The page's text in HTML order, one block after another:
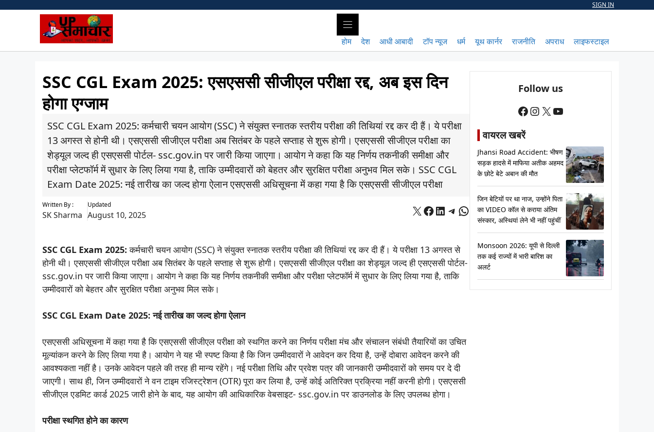
SIGN IN
होम देश आधी आबादी टॉप न्यूज धर्म यूथ कार्नर राजनीति अपराध लाइफस्टाइल
SSC CGL Exam 2025: एसएससी सीजीएल परीक्षा रद्द, अब इस दिन
होगा एग्जाम
SSC CGL Exam 2025: कर्मचारी चयन आयोग (SSC) ने संयुक्त स्नातक स्तरीय परीक्षा की तिथियां रद्द कर दी हैं। ये परीक्षा
13 अगस्त से होनी थी। एसएससी सीजीएल परीक्षा अब सितंबर के पहले सप्ताह से शुरू होगी। एसएससी सीजीएल परीक्षा का
शेड्यूल जल्द ही एसएससी पोर्टल- ssc.gov.in पर जारी किया जाएगा। आयोग ने कहा कि यह निर्णय तकनीकी समीक्षा और
परीक्षा प्लेटफॉर्म में सुधार के लिए लिया गया है, ताकि उम्मीदवारों को बेहतर और सुरक्षित परीक्षा अनुभव मिल सके। SSC CGL
Exam Date 2025: नई तारीख का जल्द होगा ऐलान एसएससी अधिसूचना में कहा गया है कि एसएससी सीजीएल परीक्षा
Written By :
SK Sharma
Updated
August 10, 2025 X Facebook
LinkedIn
Telegram
WhatsApp
SSC CGL Exam 2025:कर्मचारी चयन आयोग (SSC) ने संयुक्त स्नातक स्तरीय परीक्षा की तिथियां रद्द कर दी हैं। ये परीक्षा 13 अगस्त से
होनी थी। एसएससी सीजीएल परीक्षा अब सितंबर के पहले सप्ताह से शुरू होगी। एसएससी सीजीएल परीक्षा का शेड्यूल जल्द ही एसएससी पोर्टल-
ssc.gov.in पर जारी किया जाएगा। आयोग ने कहा कि यह निर्णय तकनीकी समीक्षा और परीक्षा प्लेटफॉर्म में सुधार के लिए लिया गया है, ताकि
उम्मीदवारों को बेहतर और सुरक्षित परीक्षा अनुभव मिल सके।
SSC CGL Exam Date 2025: नई तारीख का जल्द होगा ऐलान
एसएससी अधिसूचना में कहा गया है कि एसएससी सीजीएल परीक्षा को स्थगित करने का निर्णय परीक्षा मंच और संचालन संबंधी तैयारियों का उचित
मूल्यांकन करने के लिए लिया गया है। आयोग ने यह भी स्पष्ट किया है कि जिन उम्मीदवारों ने आवेदन कर दिया है, उन्हें दोबारा आवेदन करने की
आवश्यकता नहीं है। उनके आवेदन पहले की तरह ही मान्य रहेंगे। नई परीक्षा तिथि और प्रवेश पत्र की जानकारी उम्मीदवारों को समय पर दे दी
जाएगी। साथ ही, जिन उम्मीदवारों ने वन टाइम रजिस्ट्रेशन (OTR) पूरा कर लिया है, उन्हें कोई अतिरिक्त प्रक्रिया नहीं करनी होगी। एसएससी
सीजीएल एडमिट कार्ड 2025 जारी होने के बाद, यह आयोग की आधिकारिक वेबसाइट- ssc.gov.in पर डाउनलोड के लिए उपलब्ध होगा।
परीक्षा स्थगित होने का कारण
Follow us
Facebook
Instagram
X YouTube
वायरल खबरें
Jhansi Road Accident: भीषण
सड़क हादसे में माफिया अतीक अहमद
के छोटे बेटे अबान की मौत
जिन बेटियों पर था नाज, उन्होंने पिता
का VIDEO कॉल से कराया अंतिम
संस्कार, अस्थियां लेने भी नहीं पहुंचीं
Monsoon 2026: यूपी से दिल्ली
तक कई राज्यों में भारी बारिश का
अलर्ट